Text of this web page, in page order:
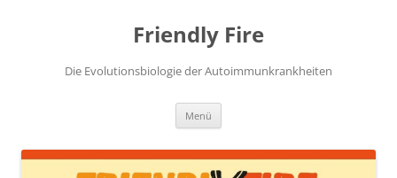
Friendly Fire
Die Evolutionsbiologie der Autoimmunkrankheiten
Menü